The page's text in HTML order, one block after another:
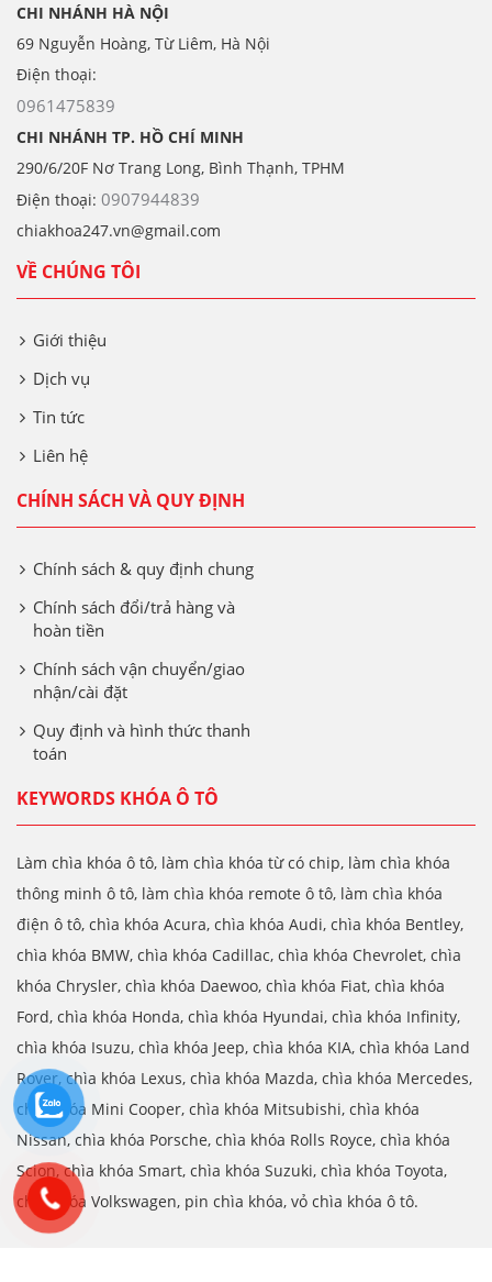
CHI NHÁNH HÀ NỘI
69 Nguyễn Hoàng, Từ Liêm, Hà Nội
Điện thoại:
0961475839
CHI NHÁNH TP. HỒ CHÍ MINH
290/6/20F Nơ Trang Long, Bình Thạnh, TPHM
Điện thoại: 0907944839
chiakhoa247.vn@gmail.com
VỀ CHÚNG TÔI
Giới thiệu
Dịch vụ
Tin tức
Liên hệ
CHÍNH SÁCH VÀ QUY ĐỊNH
Chính sách & quy định chung
Chính sách đổi/trả hàng và
hoàn tiền
Chính sách vận chuyển/giao
nhận/cài đặt
Quy định và hình thức thanh
toán
KEYWORDS KHÓA Ô TÔ
Làm chìa khóa ô tô, làm chìa khóa từ có chip, làm chìa khóa
thông minh ô tô, làm chìa khóa remote ô tô, làm chìa khóa
điện ô tô, chìa khóa Acura, chìa khóa Audi, chìa khóa Bentley,
chìa khóa BMW, chìa khóa Cadillac, chìa khóa Chevrolet, chìa
khóa Chrysler, chìa khóa Daewoo, chìa khóa Fiat, chìa khóa
Ford, chìa khóa Honda, chìa khóa Hyundai, chìa khóa Infinity,
chìa khóa Isuzu, chìa khóa Jeep, chìa khóa KIA, chìa khóa Land
Rover, chìa khóa Lexus, chìa khóa Mazda, chìa khóa Mercedes,
chìa khóa Mini Cooper, chìa khóa Mitsubishi, chìa khóa
Nissan, chìa khóa Porsche, chìa khóa Rolls Royce, chìa khóa
Scion, chìa khóa Smart, chìa khóa Suzuki, chìa khóa Toyota,
chìa khóa Volkswagen, pin chìa khóa, vỏ chìa khóa ô tô.